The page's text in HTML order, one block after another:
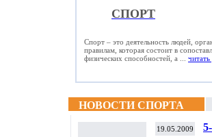
СПОРТ
Спорт – это деятельность людей,
правилам, которая состоит в
физических способностей, а ... читать
НОВОСТИ СПОРТА
19.05.2009